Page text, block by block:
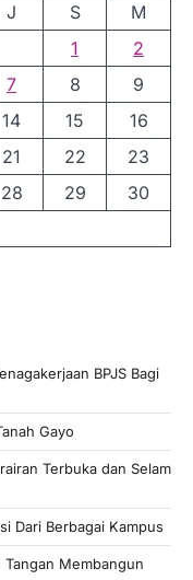
J S
M
1
2
7 8
9
14 15
16
21 22
23
28 29
30
BPJS Bagi
Gayo
Terbuka dan Selam
Dari Berbagai Kampus
Tangan Membangun